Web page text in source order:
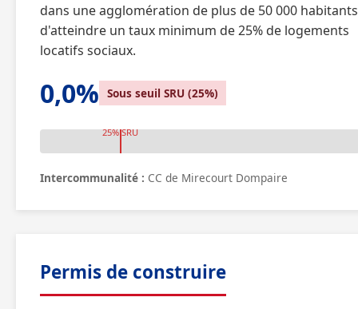
dans une agglomération de plus de 50 000 habitants
d'atteindre un taux minimum de 25% de logements
locatifs sociaux.
0,0% Sous seuil SRU (25%)
25% SRU
Intercommunalité : CC de Mirecourt Dompaire
Permis de construire